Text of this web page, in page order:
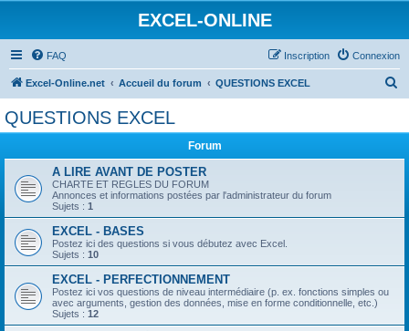
EXCEL-ONLINE
FAQ Connexion
Inscription
Excel-Online.net Accueil du forum QUESTIONS EXCEL
QUESTIONS EXCEL
Forum
A LIRE AVANT DE POSTER
CHARTE ET REGLES DU FORUM
Annonces et informations postées par l'administrateur du forum
Sujets : 1
EXCEL - BASES
Postez ici des questions si vous débutez avec Excel.
Sujets : 10
EXCEL - PERFECTIONNEMENT
Postez ici vos questions de niveau intermédiaire (p. ex. fonctions simples ou
avec arguments, gestion des données, mise en forme conditionnelle, etc.)
Sujets : 12